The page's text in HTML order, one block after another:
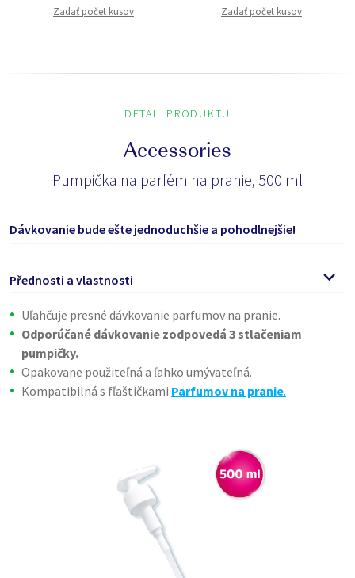
Zadať počet kusov Zadať počet kusov
DETAIL PRODUKTU
Accessories
Pumpička na parfém na pranie, 500 ml
Dávkovanie bude ešte jednoduchšie a pohodlnejšie!
Přednosti a vlastnosti
Uľahčuje presné dávkovanie parfumov na pranie.
Odporúčané dávkovanie zodpovedá 3 stlačeniam
pumpičky.
Opakovane použiteľná a ľahko umývateľná.
Kompatibilná s fľaštičkami Parfumov na pranie.